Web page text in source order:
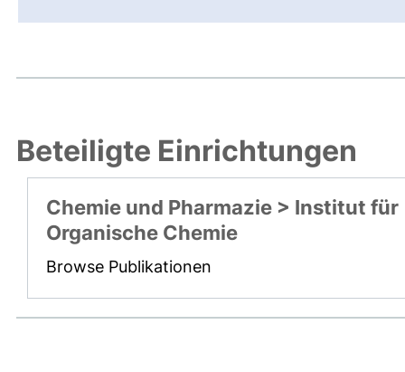
Beteiligte Einrichtungen
Chemie und Pharmazie > Institut für
Organische Chemie
Browse Publikationen